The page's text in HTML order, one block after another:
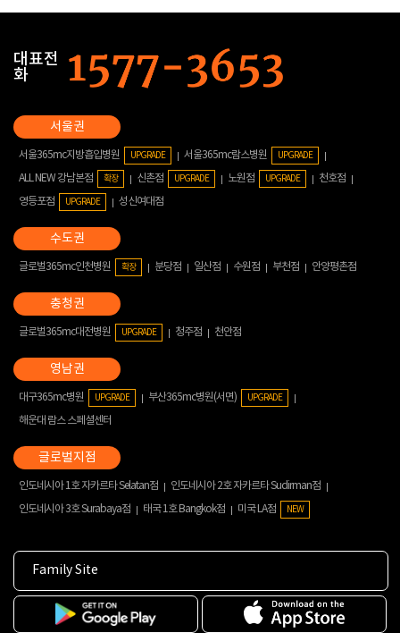
대표전
화
서울365mc지방흡입병원 UPGRADE 서울365mc람스병원 UPGRADE
ALL NEW 강남본점 확장 신촌점 UPGRADE 노원점 UPGRADE
천호점
영등포점
UPGRADE 성신여대점
글로벌365mc인천병원 확장 분당점 일산점 수원점 부천점 안양평촌점
글로벌365mc대전병원 UPGRADE 청주점 천안점
대구365mc병원 UPGRADE 부산365mc병원(서면) UPGRADE
해운대 람스 스페셜센터
인도네시아 1호 자카르타 Selatan점
인도네시아 2호 자카르타 Sudirman점
인도네시아 3호 Surabaya점
태국 1호 Bangkok점 미국 LA점 NEW
Family Site